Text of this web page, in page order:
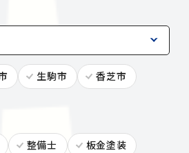
生駒市 香芝市
整備士
板金塗装